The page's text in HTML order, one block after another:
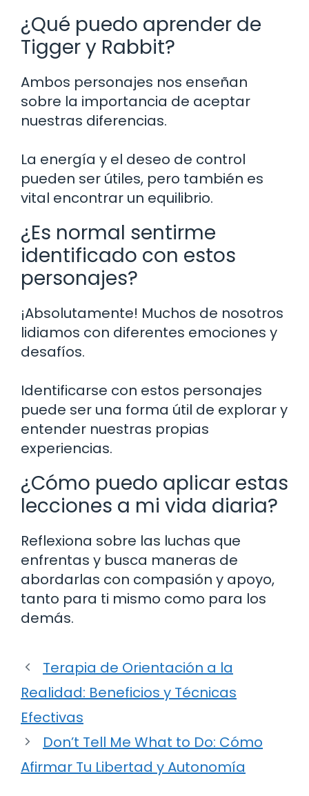
¿Qué puedo aprender de
Tigger y Rabbit?
Ambos personajes nos enseñan
sobre la importancia de aceptar
nuestras diferencias.
La energía y el deseo de control
pueden ser útiles, pero también es
vital encontrar un equilibrio.
¿Es normal sentirme
identificado con estos
personajes?
¡Absolutamente! Muchos de nosotros
lidiamos con diferentes emociones y
desafíos.
Identificarse con estos personajes
puede ser una forma útil de explorar y
entender nuestras propias
experiencias.
¿Cómo puedo aplicar estas
lecciones a mi vida diaria?
Reflexiona sobre las luchas que
enfrentas y busca maneras de
abordarlas con compasión y apoyo,
tanto para ti mismo como para los
demás.
Terapia de Orientación a la
Realidad: Beneficios y Técnicas
Efectivas
Don’t Tell Me What to Do: Cómo
Afirmar Tu Libertad y Autonomía